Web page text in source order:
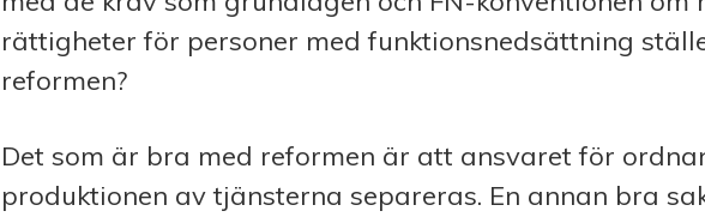
rättigheter för personer med funktionsnedsättning
reformen?
Det som är bra med reformen är att ansvaret för
produktionen av tjänsterna separeras. En annan bra